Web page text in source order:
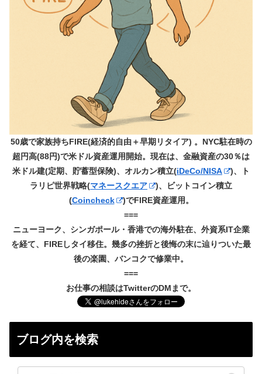
50歳で家族持ちFIRE(経済的自由＋早期リタイア) 。NYC駐在時の
超円高(88円)で米ドル資産運用開始。現在は、金融資産の30％は
米ドル建(定期、貯蓄型保険)、オルカン積立(iDeCo/NISA
)、ト
ラリピ世界戦略(マネースクエア
)、ビットコイン積立
(Coincheck
)でFIRE資産運用。
===
ニューヨーク、シンガポール・香港での海外駐在、外資系IT企業
を経て、FIREしタイ移住。幾多の挫折と後悔の末に辿りついた最
後の楽園、バンコクで修業中。
===
お仕事の相談はTwitterのDMまで。
ブログ内を検索